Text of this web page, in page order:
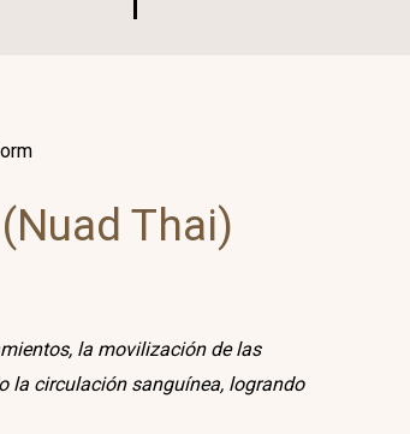
Thai)
la movilización de las
la circulación sanguínea, logrando